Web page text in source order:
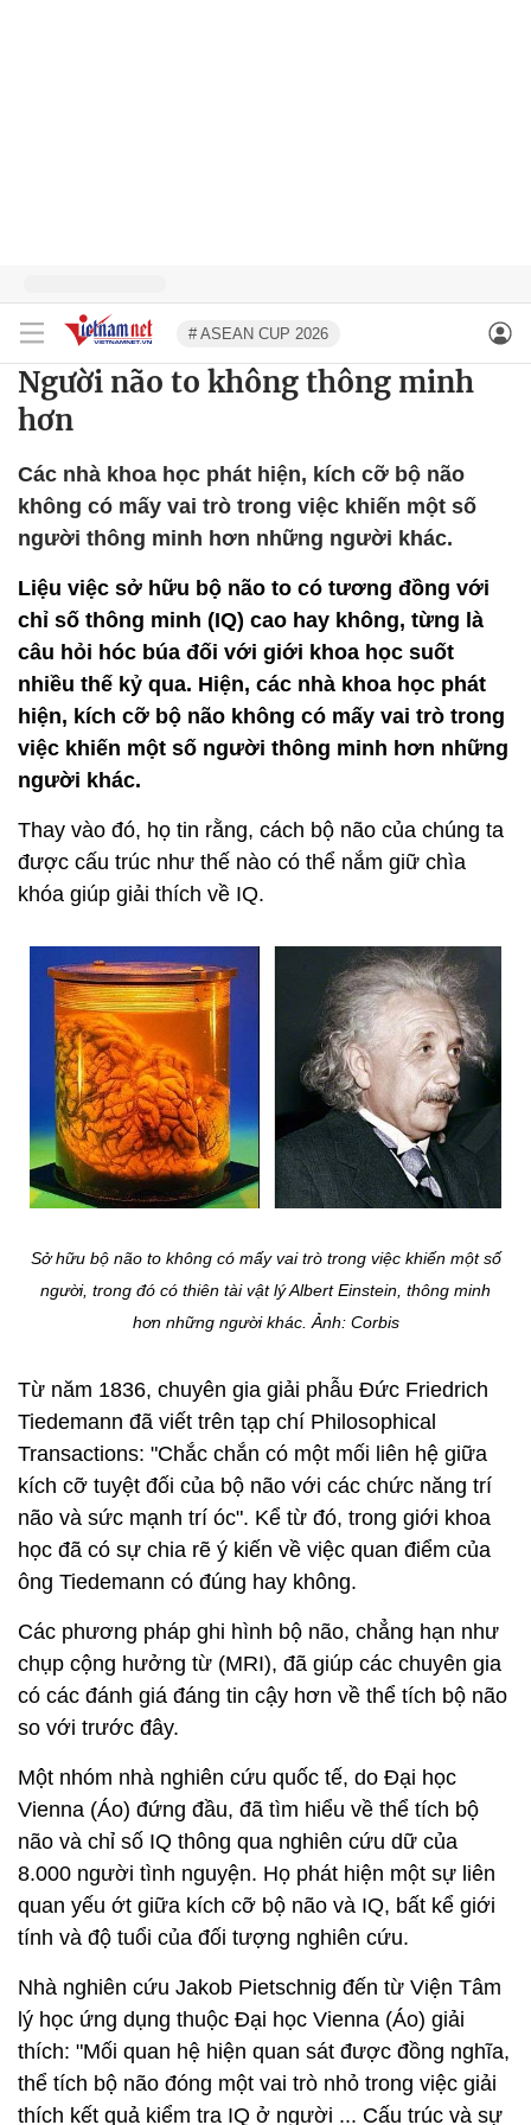
# ASEAN CUP 2026
Người não to không thông minh
hơn
Các nhà khoa học phát hiện, kích cỡ bộ não
không có mấy vai trò trong việc khiến một số
người thông minh hơn những người khác.
Liệu việc sở hữu bộ não to có tương đồng với
chỉ số thông minh (IQ) cao hay không, từng là
câu hỏi hóc búa đối với giới khoa học suốt
nhiều thế kỷ qua. Hiện, các nhà khoa học phát
hiện, kích cỡ bộ não không có mấy vai trò trong
việc khiến một số người thông minh hơn những
người khác.
Thay vào đó, họ tin rằng, cách bộ não của chúng ta
được cấu trúc như thế nào có thể nắm giữ chìa
khóa giúp giải thích về IQ.
Sở hữu bộ não to không có mấy vai trò trong việc khiến một số
người, trong đó có thiên tài vật lý Albert Einstein, thông minh
hơn những người khác. Ảnh: Corbis
Từ năm 1836, chuyên gia giải phẫu Đức Friedrich
Tiedemann đã viết trên tạp chí Philosophical
Transactions: "Chắc chắn có một mối liên hệ giữa
kích cỡ tuyệt đối của bộ não với các chức năng trí
não và sức mạnh trí óc". Kể từ đó, trong giới khoa
học đã có sự chia rẽ ý kiến về việc quan điểm của
ông Tiedemann có đúng hay không.
Các phương pháp ghi hình bộ não, chẳng hạn như
chụp cộng hưởng từ (MRI), đã giúp các chuyên gia
có các đánh giá đáng tin cậy hơn về thể tích bộ não
so với trước đây.
Một nhóm nhà nghiên cứu quốc tế, do Đại học
Vienna (Áo) đứng đầu, đã tìm hiểu về thể tích bộ
não và chỉ số IQ thông qua nghiên cứu dữ của
8.000 người tình nguyện. Họ phát hiện một sự liên
quan yếu ớt giữa kích cỡ bộ não và IQ, bất kể giới
tính và độ tuổi của đối tượng nghiên cứu.
Nhà nghiên cứu Jakob Pietschnig đến từ Viện Tâm
lý học ứng dụng thuộc Đại học Vienna (Áo) giải
thích: "Mối quan hệ hiện quan sát được đồng nghĩa,
thể tích bộ não đóng một vai trò nhỏ trong việc giải
thích kết quả kiểm tra IQ ở người ... Cấu trúc và sự